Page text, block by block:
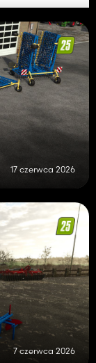
17 czerwca 2026
7 czerwca 2026